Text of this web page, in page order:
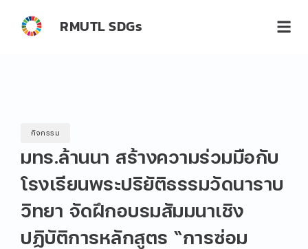
RMUTL SDGs
กิจกรรม
มทร.ล้านนา สร้างความร่วมมือกับ
โรงเรียนพระปริยัติธรรมวัดนาราบ
วิทยา จัดฝึกอบรมสัมมนาเชิง
ปฏิบัติการหลักสูตร “การซ่อม